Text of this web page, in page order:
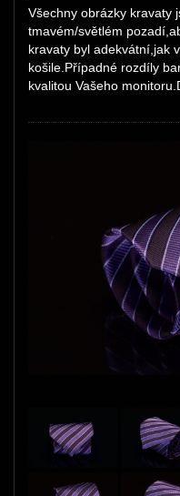
Všechny obrázky kravaty
tmavém/světlém
kravaty byl adekvátní,jak
košile.Případné rozdíly
kvalitou Vašeho